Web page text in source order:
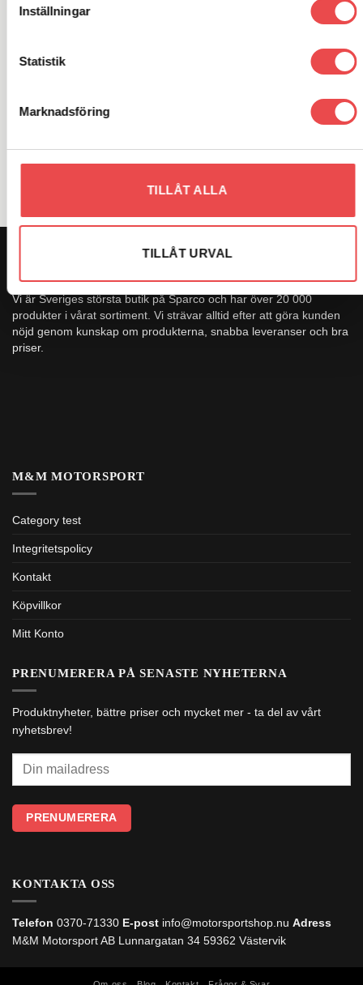
Inställningar
Statistik
Marknadsföring
TILLÅT ALLA
TILLÅT URVAL
Sök
Vi är Sveriges största butik på Sparco och har över 20 000
produkter i vårat sortiment. Vi strävar alltid efter att göra kunden
nöjd genom kunskap om produkterna, snabba leveranser och bra
priser.
M&M MOTORSPORT
Category test
Integritetspolicy
Kontakt
Köpvillkor
Mitt Konto
PRENUMERERA PÅ SENASTE NYHETERNA
Produktnyheter, bättre priser och mycket mer - ta del av vårt
nyhetsbrev!
KONTAKTA OSS
Telefon 0370-71330 E-post info@motorsportshop.nu Adress
M&M Motorsport AB Lunnargatan 34 59362 Västervik